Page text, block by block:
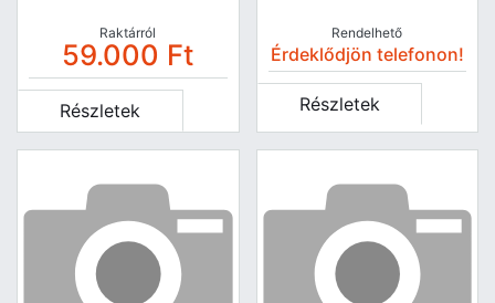
Raktárról
59.000 Ft
Részletek
Rendelhető
Érdeklődjön telefonon!
Részletek